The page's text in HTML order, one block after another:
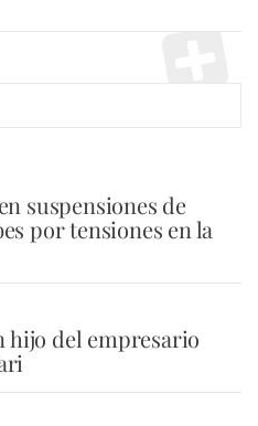
suspensiones de
por tensiones en la
hijo del empresario